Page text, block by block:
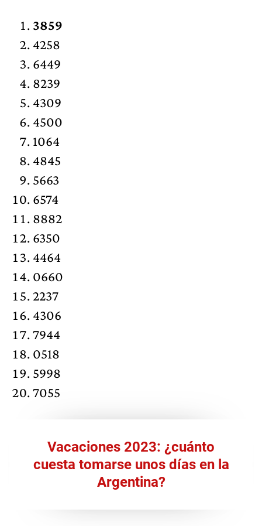
3859
4258
6449
8239
4309
4500
1064
4845
5663
6574
8882
6350
4464
0660
2237
4306
7944
0518
5998
7055
Vacaciones 2023: ¿cuánto
cuesta tomarse unos días en la
Argentina?